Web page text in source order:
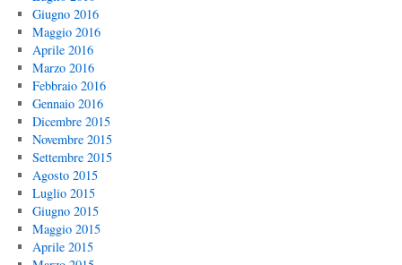
Giugno 2016
Maggio 2016
Aprile 2016
Marzo 2016
Febbraio 2016
Gennaio 2016
Dicembre 2015
Novembre 2015
Settembre 2015
Agosto 2015
Luglio 2015
Giugno 2015
Maggio 2015
Aprile 2015